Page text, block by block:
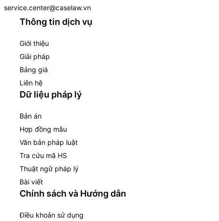
service.center@caselaw.vn
Thông tin dịch vụ
Giới thiệu
Giải pháp
Bảng giá
Liên hệ
Dữ liệu pháp lý
Bản án
Hợp đồng mẫu
Văn bản pháp luật
Tra cứu mã HS
Thuật ngữ pháp lý
Bài viết
Chính sách và Hướng dẫn
Điều khoản sử dụng